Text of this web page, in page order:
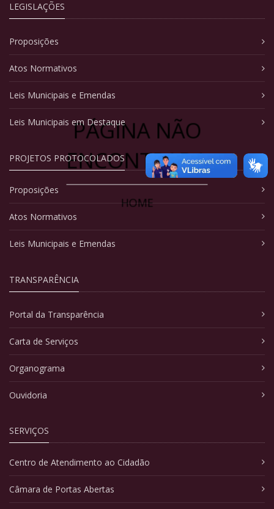
PÁGINA NÃO
ENCONTRADA
HOME
LEGISLAÇÕES
Proposições
Atos Normativos
Leis Municipais e Emendas
Leis Municipais em Destaque
PROJETOS PROTOCOLADOS
Proposições
Atos Normativos
Leis Municipais e Emendas
TRANSPARÊNCIA
Portal da Transparência
Carta de Serviços
Organograma
Ouvidoria
SERVIÇOS
Centro de Atendimento ao Cidadão
Câmara de Portas Abertas